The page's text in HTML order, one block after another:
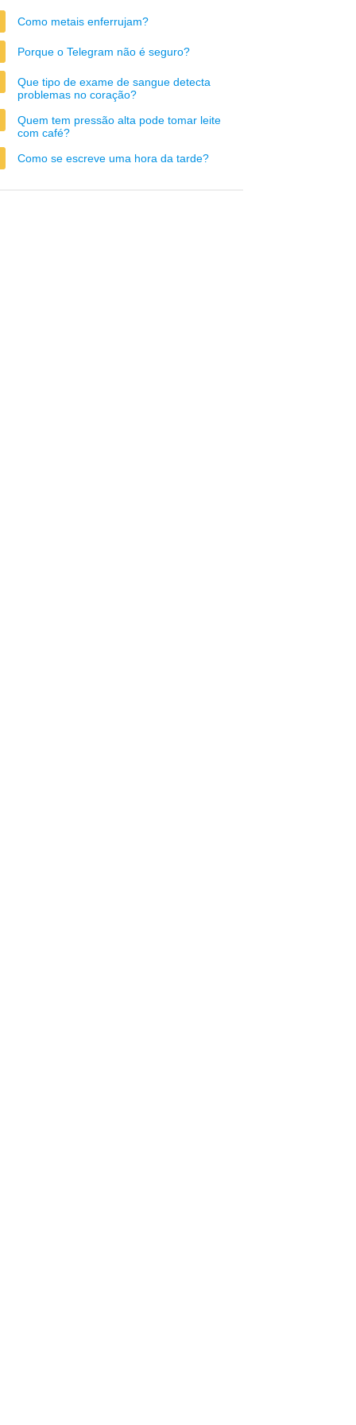
Como metais enferrujam?
Porque o Telegram não é seguro?
Que tipo de exame de sangue detecta
problemas no coração?
Quem tem pressão alta pode tomar leite
com café?
Como se escreve uma hora da tarde?